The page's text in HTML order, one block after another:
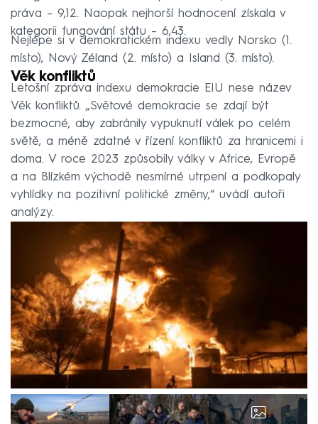
práva – 9,12. Naopak nejhorší hodnocení získala v
kategorii fungování státu – 6,43.
Nejlépe si v demokratickém indexu vedly Norsko (1.
místo), Nový Zéland (2. místo) a Island (3. místo).
Věk konfliktů
Letošní zpráva indexu demokracie EIU nese název
Věk konfliktů. „Světové demokracie se zdají být
bezmocné, aby zabránily vypuknutí válek po celém
světě, a méně zdatné v řízení konfliktů za hranicemi i
doma. V roce 2023 způsobily války v Africe, Evropě
a na Blízkém východě nesmírné utrpení a podkopaly
vyhlídky na pozitivní politické změny,“ uvádí autoři
analýzy.